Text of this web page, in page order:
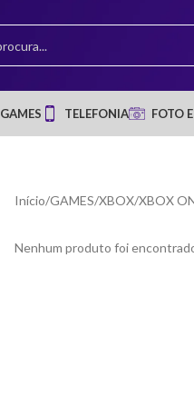
GAMES TELEFONIA FOTO
Início/GAMES/XBOX/XBOX
Nenhum produto foi